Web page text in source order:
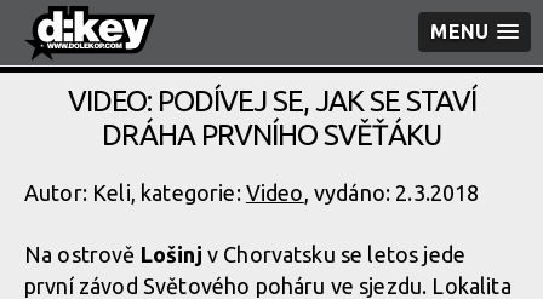
MENU
VIDEO: PODÍVEJ SE, JAK SE STAVÍ
DRÁHA PRVNÍHO SVĚŤÁKU
Autor: Keli, kategorie: Video, vydáno: 2.3.2018
Na ostrově Lošinj v Chorvatsku se letos jede
první závod Světového poháru ve sjezdu. Lokalita